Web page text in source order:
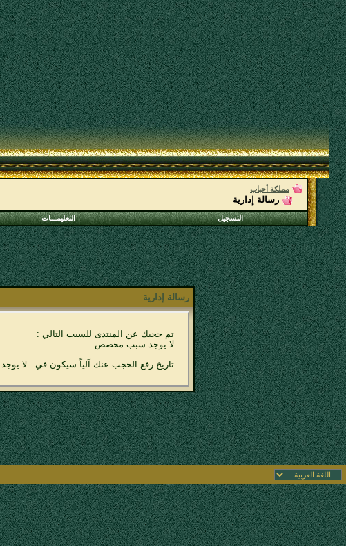
مملكة أحباب
رسالة إدارية
التسجيل التعليمـــات
رسالة إدارية
تم حجبك عن المنتدى للسبب التالي :
لا يوجد سبب مخصص.
تاريخ رفع الحجب عنك آلياً سيكون في : لا يوجد